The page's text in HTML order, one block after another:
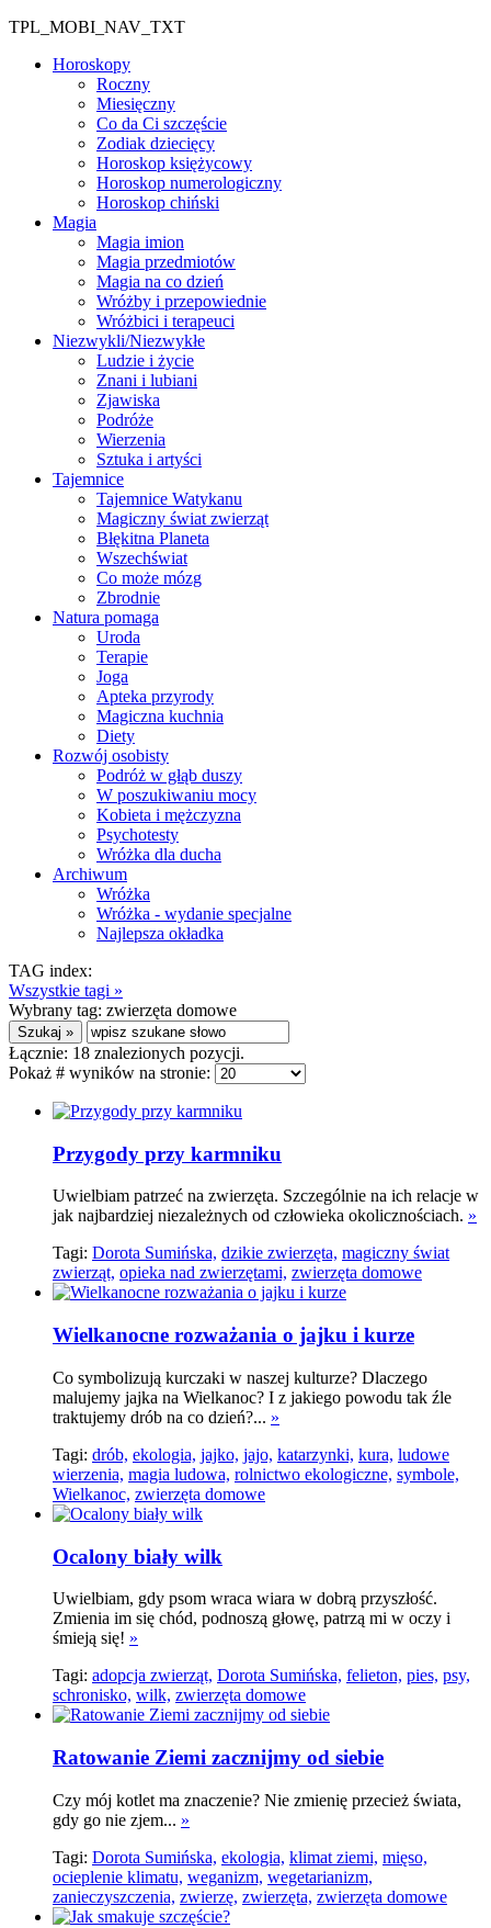
TPL_MOBI_NAV_TXT
Horoskopy
Roczny
Miesięczny
Co da Ci szczęście
Zodiak dziecięcy
Horoskop księżycowy
Horoskop numerologiczny
Horoskop chiński
Magia
Magia imion
Magia przedmiotów
Magia na co dzień
Wróżby i przepowiednie
Wróżbici i terapeuci
Niezwykli/Niezwykłe
Ludzie i życie
Znani i lubiani
Zjawiska
Podróże
Wierzenia
Sztuka i artyści
Tajemnice
Tajemnice Watykanu
Magiczny świat zwierząt
Błękitna Planeta
Wszechświat
Co może mózg
Zbrodnie
Natura pomaga
Uroda
Terapie
Joga
Apteka przyrody
Magiczna kuchnia
Diety
Rozwój osobisty
Podróż w głąb duszy
W poszukiwaniu mocy
Kobieta i mężczyzna
Psychotesty
Wróżka dla ducha
Archiwum
Wróżka
Wróżka - wydanie specjalne
Najlepsza okładka
TAG index:
Wszystkie tagi »
Wybrany tag: zwierzęta domowe
Łącznie: 18 znalezionych pozycji.
Pokaż # wyników na stronie:
Przygody przy karmniku
Uwielbiam patrzeć na zwierzęta. Szczególnie na ich relacje w
jak najbardziej niezależnych od człowieka okolicznościach. »
Tagi: Dorota Sumińska, dzikie zwierzęta, magiczny świat
zwierząt, opieka nad zwierzętami, zwierzęta domowe
Wielkanocne rozważania o jajku i kurze
Co symbolizują kurczaki w naszej kulturze? Dlaczego
malujemy jajka na Wielkanoc? I z jakiego powodu tak źle
traktujemy drób na co dzień?... »
Tagi: drób, ekologia, jajko, jajo, katarzynki, kura, ludowe
wierzenia, magia ludowa, rolnictwo ekologiczne, symbole,
Wielkanoc, zwierzęta domowe
Ocalony biały wilk
Uwielbiam, gdy psom wraca wiara w dobrą przyszłość.
Zmienia im się chód, podnoszą głowę, patrzą mi w oczy i
śmieją się! »
Tagi: adopcja zwierząt, Dorota Sumińska, felieton, pies, psy,
schronisko, wilk, zwierzęta domowe
Ratowanie Ziemi zacznijmy od siebie
Czy mój kotlet ma znaczenie? Nie zmienię przecież świata,
gdy go nie zjem... »
Tagi: Dorota Sumińska, ekologia, klimat ziemi, mięso,
ocieplenie klimatu, weganizm, wegetarianizm,
zanieczyszczenia, zwierzę, zwierzęta, zwierzęta domowe